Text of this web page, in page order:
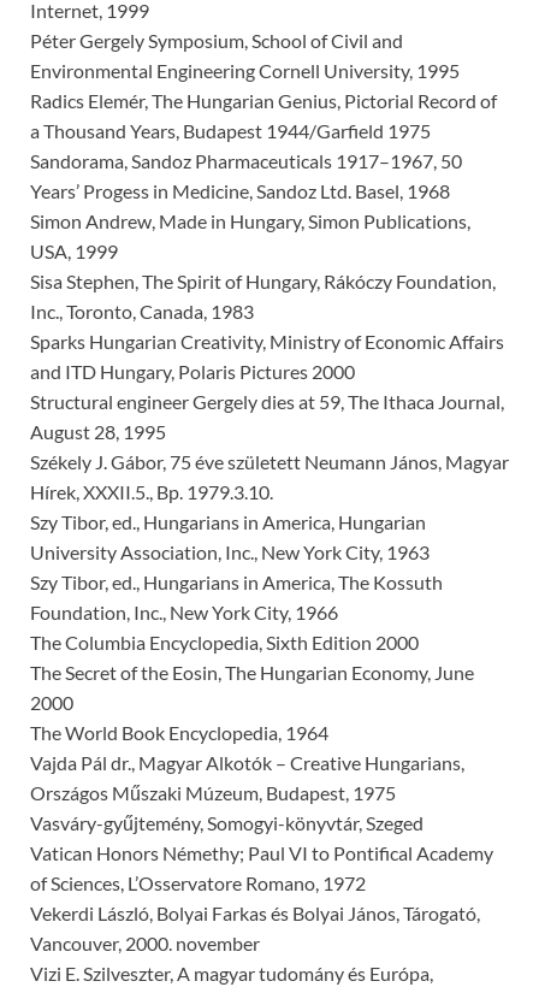
Internet, 1999
Péter Gergely Symposium, School of Civil and
Environmental Engineering Cornell University, 1995
Radics Elemér, The Hungarian Genius, Pictorial Record of
a Thousand Years, Budapest 1944/Garfield 1975
Sandorama, Sandoz Pharmaceuticals 1917–1967, 50
Years’ Progess in Medicine, Sandoz Ltd. Basel, 1968
Simon Andrew, Made in Hungary, Simon Publica­tions,
USA, 1999
Sisa Stephen, The Spirit of Hungary, Rákóczy Fou­ndation,
Inc., Toronto, Canada, 1983
Sparks Hungarian Creativity, Ministry of Economic Affairs
and ITD Hungary, Polaris Pictures 2000
Structural engineer Gergely dies at 59, The Ithaca Journal,
August 28, 1995
Székely J. Gábor, 75 éve született Neumann János, Magyar
Hírek, XXXII.5., Bp. 1979.3.10.
Szy Tibor, ed., Hungarians in America, Hungarian
University Association, Inc., New York City, 1963
Szy Tibor, ed., Hungarians in America, The Kossuth
Foundation, Inc., New York City, 1966
The Columbia Encyclopedia, Sixth Edition 2000
The Secret of the Eosin, The Hungarian Economy, June
2000
The World Book Encyclopedia, 1964
Vajda Pál dr., Magyar Alkotók – Creative Hungarians,
Országos Műszaki Múzeum, Budapest, 1975
Vasváry-gyűjtemény, Somogyi-könyvtár, Szeged
Vatican Honors Némethy; Paul VI to Pontifical Academy
of Sciences, L’Osservatore Romano, 1972
Vekerdi László, Bolyai Farkas és Bolyai János, Tárogató,
Vancouver, 2000. november
Vizi E. Szilveszter, A magyar tudomány és Európa,